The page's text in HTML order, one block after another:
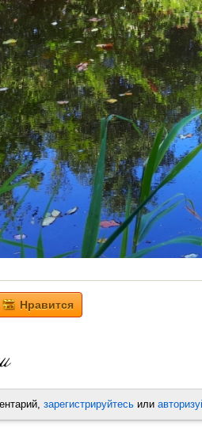
Нравится
зарегистрируйтесь или